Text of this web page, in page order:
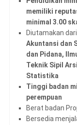
memiliki
minimal 3.00
Diutamakan
Akuntansi dan
dan Pidana,
Teknik Sipil
Statistika
Tinggi badan
perempuan
Berat badan
Bersedia